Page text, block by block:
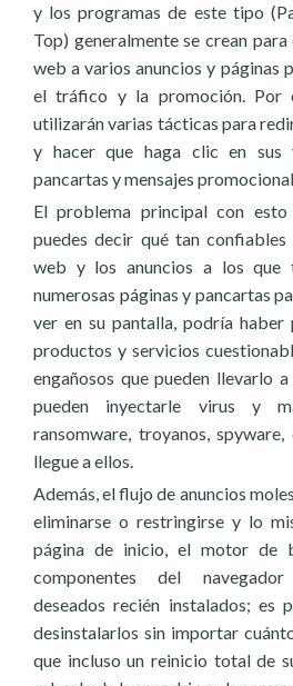
y los programas de este tipo
Top) generalmente se crean
web a varios anuncios y páginas
el tráfico y la promoción. Por
utilizarán varias tácticas para
y hacer que haga clic en sus
pancartas y mensajes
El problema principal con
puedes decir qué tan
web y los anuncios a los que
numerosas páginas y pancartas
ver en su pantalla, podría haber
productos y servicios
engañosos que pueden llevarlo
pueden inyectarle virus y
ransomware, troyanos,
llegue a ellos.
Además, el flujo de anuncios
eliminarse o restringirse y lo
página de inicio, el motor de
componentes del
deseados recién instalados; es
desinstalarlos sin importar
que incluso un reinicio total de